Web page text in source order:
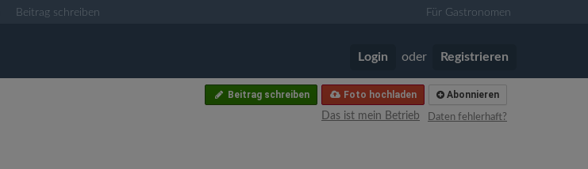
Beitrag schreiben Für Gastronomen
Login oder Registrieren
Abonnieren
Foto hochladen
Beitrag schreiben
Daten fehlerhaft?
Das ist mein Betrieb